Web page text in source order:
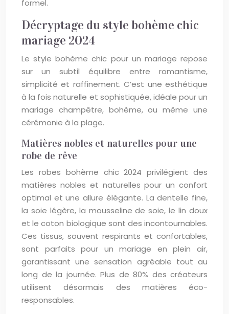
formel.
Décryptage du style bohème chic
mariage 2024
Le style bohème chic pour un mariage repose
sur un subtil équilibre entre romantisme,
simplicité et raffinement. C’est une esthétique
à la fois naturelle et sophistiquée, idéale pour un
mariage champêtre, bohème, ou même une
cérémonie à la plage.
Matières nobles et naturelles pour une
robe de rêve
Les robes bohème chic 2024 privilégient des
matières nobles et naturelles pour un confort
optimal et une allure élégante. La dentelle fine,
la soie légère, la mousseline de soie, le lin doux
et le coton biologique sont des incontournables.
Ces tissus, souvent respirants et confortables,
sont parfaits pour un mariage en plein air,
garantissant une sensation agréable tout au
long de la journée. Plus de 80% des créateurs
utilisent désormais des matières éco-
responsables.